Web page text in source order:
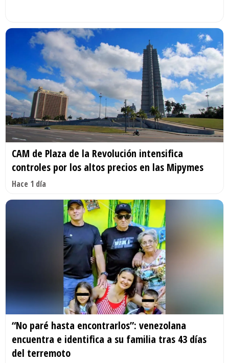
CAM de Plaza de la Revolución intensifica
controles por los altos precios en las Mipymes
Hace 1 día
“No paré hasta encontrarlos”: venezolana
encuentra e identifica a su familia tras 43 días
del terremoto